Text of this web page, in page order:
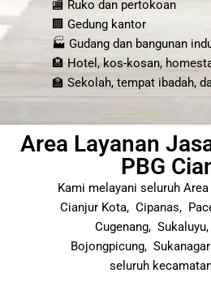
🏬 Ruko dan pertokoan
🏢 Gedung kantor
🏭 Gudang dan bangunan
🏨 Hotel, kos-kosan,
🏫 Sekolah, tempat ibadah,
Area Layanan
PBG
Kami melayani seluruh
Cianjur Kota, Cipanas,
Cugenang,
Bojongpicung,
seluruh